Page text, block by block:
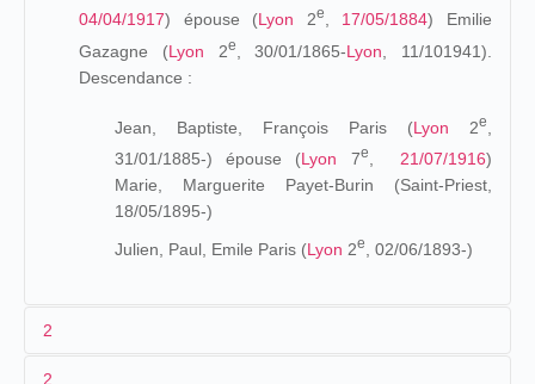
04/04/1917) épouse (Lyon 2e 17/05/1884) Emilie
Gazagne (Lyon 2e , 30/01/1865-Lyon , 11/101941).
Descendance :
Jean, Baptiste, François Paris (Lyon 2e
31/01/1885-) épouse (Lyon 7e 21/07/1916)
Marie, Marguerite Payet-Burin (Saint-Priest,
18/05/1895-)
Julien, Paul, Emile Paris (Lyon 2e , 02/06/1893-)
2
2